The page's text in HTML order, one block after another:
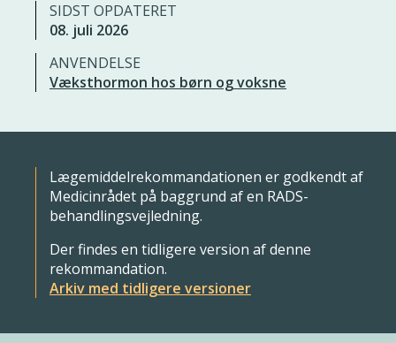
SIDST OPDATERET
08. juli 2026
ANVENDELSE
Væksthormon hos børn og voksne
Lægemiddelrekommandationen er godkendt af
Medicinrådet på baggrund af en RADS-
behandlingsvejledning.
Der findes en tidligere version af denne
rekommandation.
Arkiv med tidligere versioner